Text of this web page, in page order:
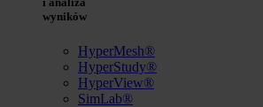
wyników
HyperMesh®
HyperStudy®
HyperView®
SimLab®